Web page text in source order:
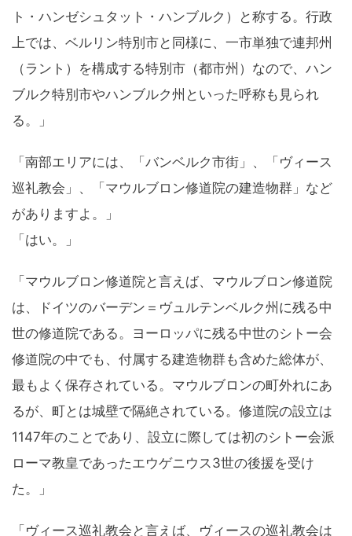
ト・ハンゼシュタット・ハンブルク）と称する。行政
上では、ベルリン特別市と同様に、一市単独で連邦州
（ラント）を構成する特別市（都市州）なので、ハン
ブルク特別市やハンブルク州といった呼称も見られ
る。」
「南部エリアには、「バンベルク市街」、「ヴィース
巡礼教会」、「マウルブロン修道院の建造物群」など
がありますよ。」
「はい。」
「マウルブロン修道院と言えば、マウルブロン修道院
は、ドイツのバーデン＝ヴュルテンベルク州に残る中
世の修道院である。ヨーロッパに残る中世のシトー会
修道院の中でも、付属する建造物群も含めた総体が、
最もよく保存されている。マウルブロンの町外れにあ
るが、町とは城壁で隔絶されている。修道院の設立は
1147年のことであり、設立に際しては初のシトー会派
ローマ教皇であったエウゲニウス3世の後援を受け
た。」
「ヴィース巡礼教会と言えば、ヴィースの巡礼教会は